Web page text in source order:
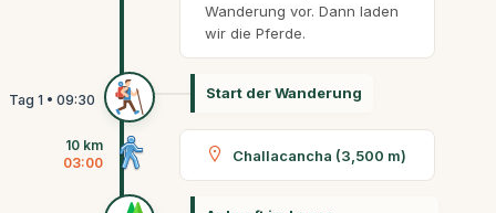
Wanderung vor. Dann laden
wir die Pferde.
Start der Wanderung
10 km
03:00
Challacancha (3,500 m)